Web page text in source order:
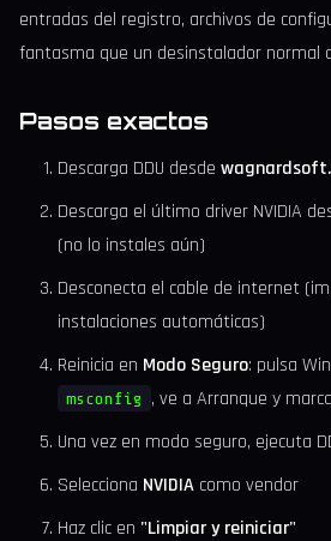
entradas del registro, archivos de
fantasma que un desinstalador normal
Pasos exactos
Descarga DDU desde
Descarga el último driver NVIDIA
(no lo instales aún)
Desconecta el cable de internet
instalaciones automáticas)
Reinicia en Modo Seguro: pulsa
msconfig
, ve a Arranque y
Una vez en modo seguro, ejecuta
Selecciona NVIDIA como vendor
Haz clic en "Limpiar y reiniciar"